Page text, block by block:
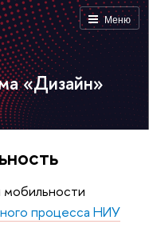
Меню
«Дизайн»
процесса НИУ